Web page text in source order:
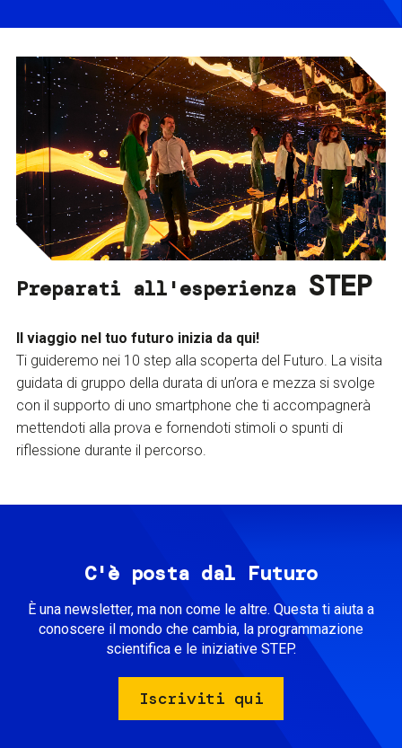
Preparati all'esperienza STEP
Il viaggio nel tuo futuro inizia da qui!
Ti guideremo nei 10 step alla scoperta del Futuro. La visita
guidata di gruppo della durata di un’ora e mezza si svolge
con il supporto di uno smartphone che ti accompagnerà
mettendoti alla prova e fornendoti stimoli o spunti di
riflessione durante il percorso.
C'è posta dal Futuro
È una newsletter, ma non come le altre. Questa ti aiuta a
conoscere il mondo che cambia, la programmazione
scientifica e le iniziative STEP.
Iscriviti qui